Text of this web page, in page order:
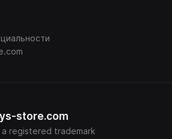
store.com
, a registered trademark